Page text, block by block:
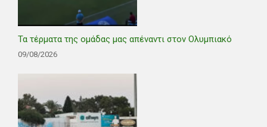
Τα τέρματα της ομάδας μας απέναντι στον Ολυμπιακό
09/08/2026